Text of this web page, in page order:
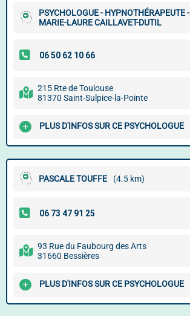
PSYCHOLOGUE - HYPNOTHÉRAPEUTE -
MARIE-LAURE CAILLAVET-DUTIL
215 Rte de Toulouse
81370 Saint-Sulpice-la-Pointe
PLUS D'INFOS SUR CE PSYCHOLOGUE
PASCALE TOUFFE (4.5 km)
93 Rue du Faubourg des Arts
31660 Bessières
PLUS D'INFOS SUR CE PSYCHOLOGUE